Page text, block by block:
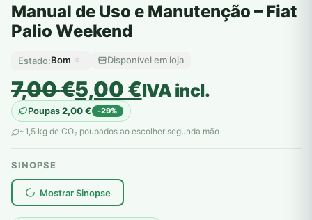
Manual de Uso e Manutenção – Fiat
Palio Weekend
Estado:Bom Disponível em loja
7,00€
O
preço
original
era:
7,00 €.
5,00€
O
preço
atual
é:
5,00 €.
IVA incl.
Poupas2,00€ -29%
~1,5 kg de CO2 poupados ao escolher segunda mão
SINOPSE
Mostrar Sinopse
plantar árvores reais